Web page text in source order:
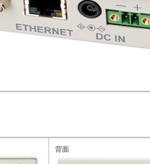
背面